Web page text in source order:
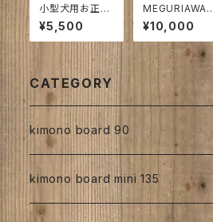
小型犬用お正月
着物お太鼓帯付
｜粋[ inase×
緑]
¥5,500
MEGURIAWAS
E｜めぐりあわせ
～ 大切な人か
ら受け継いだ想
いを、未来へ・・・
着物仕立てのエ
プロンワンピ
¥10,000
CATEGORY
kimono board 90
正絹
kimono board mini 135